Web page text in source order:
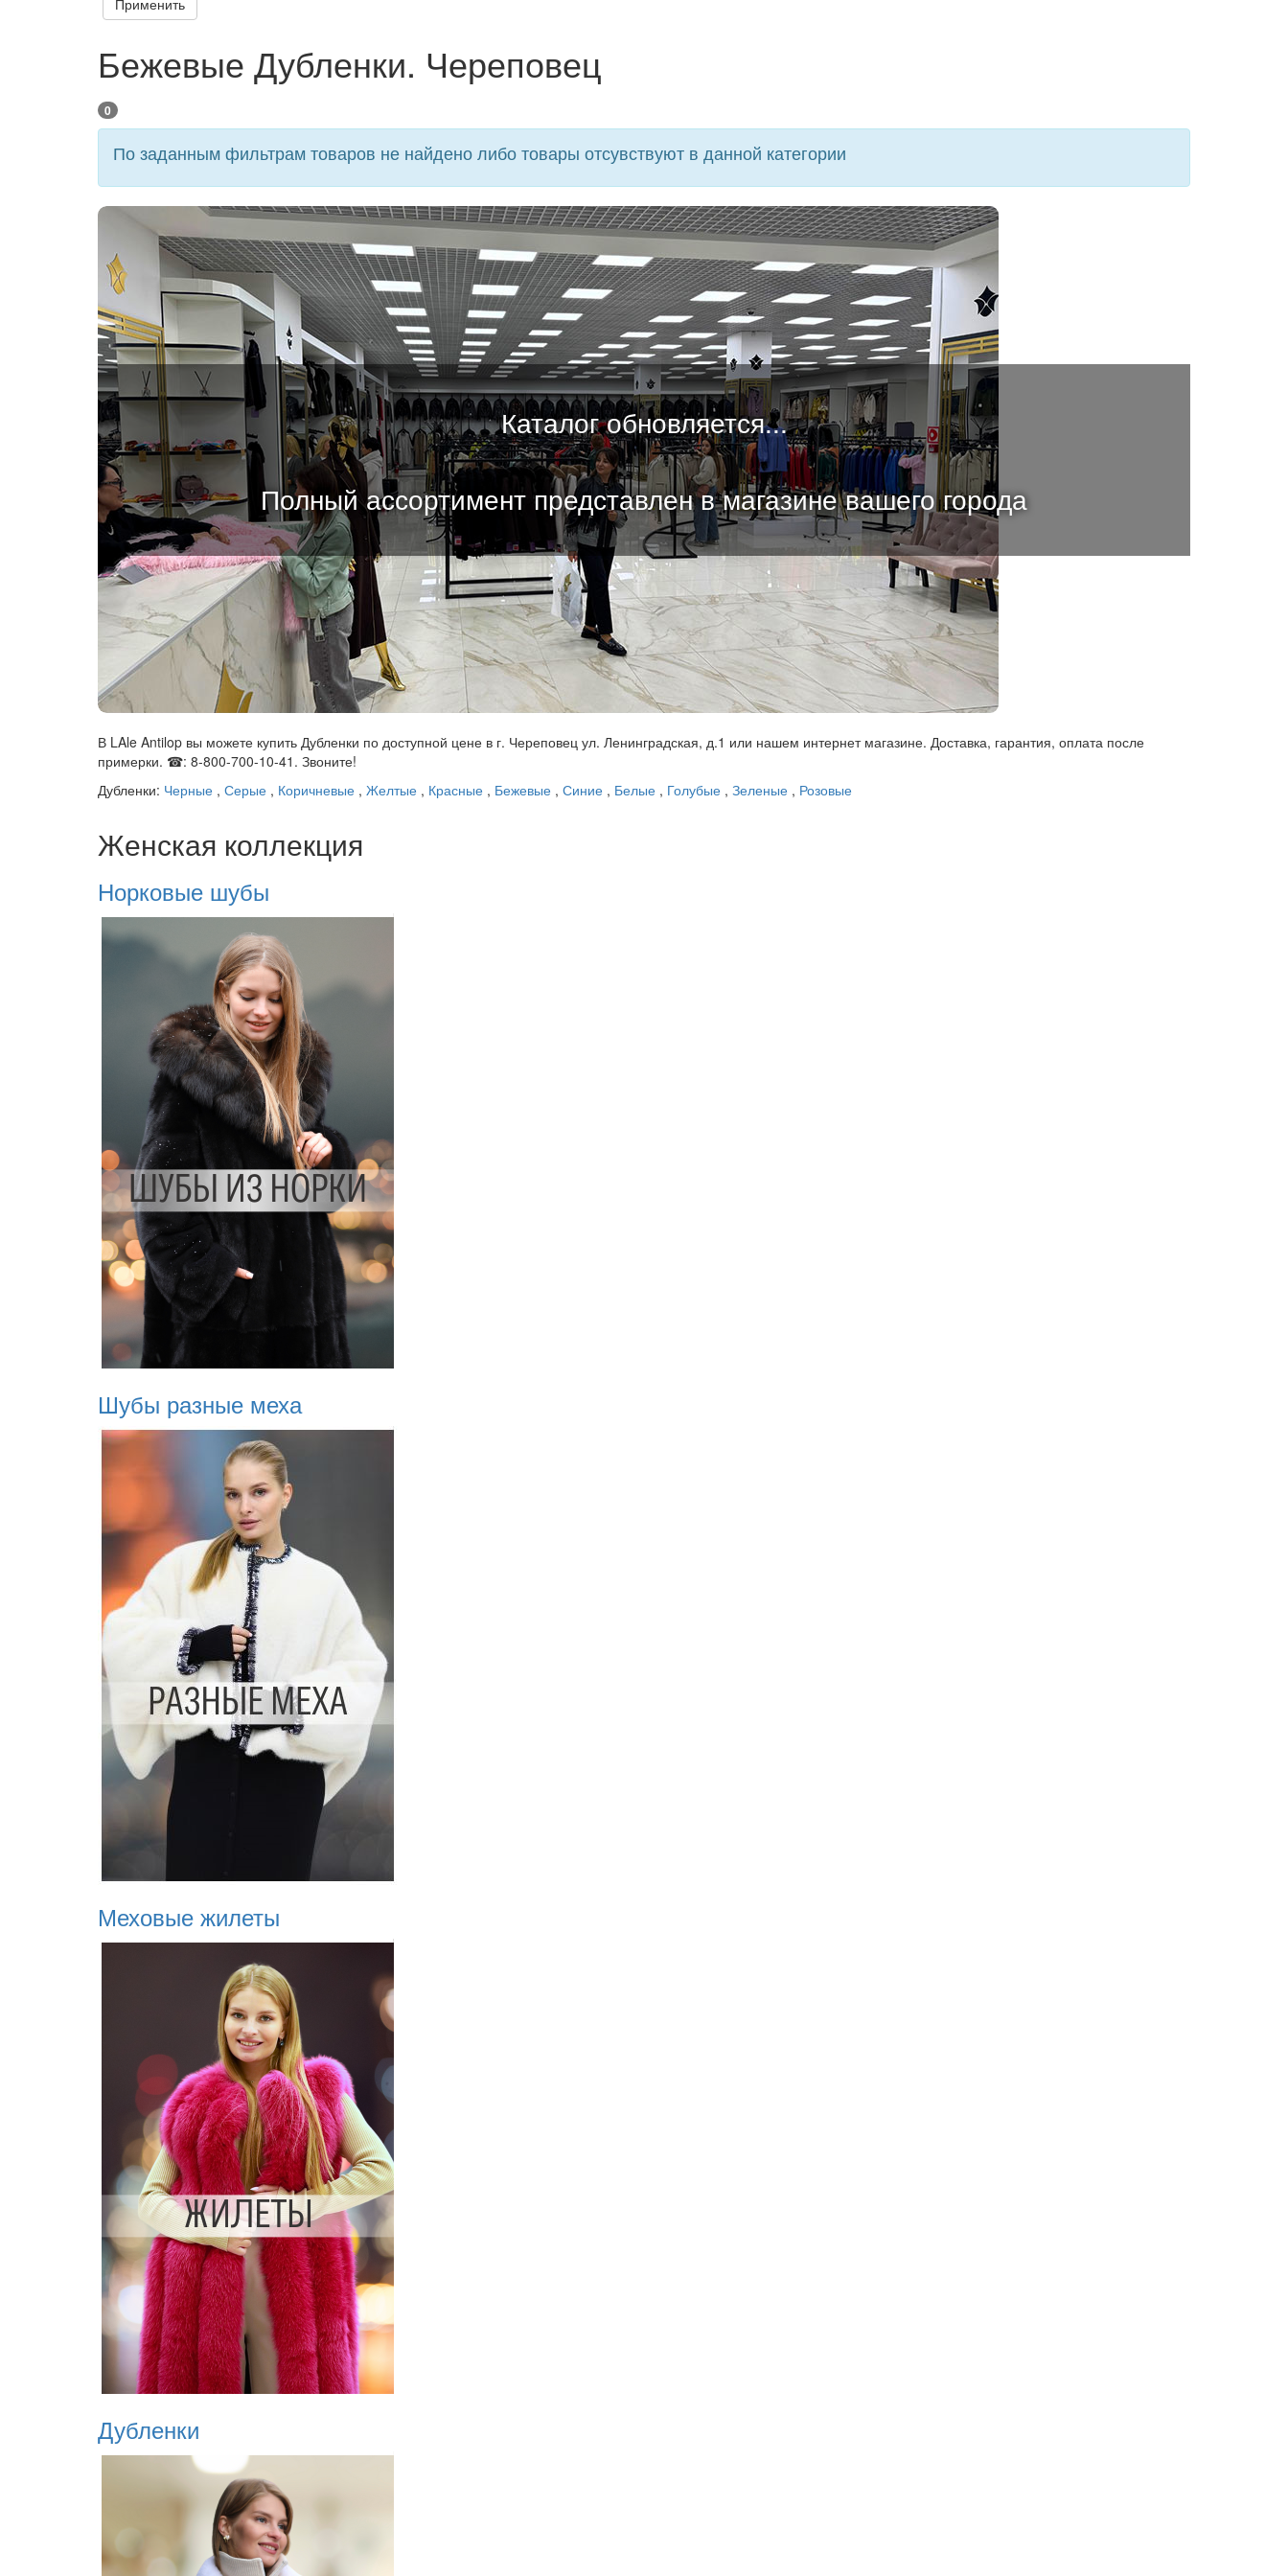
Применить
Бежевые Дубленки. Череповец
0
По заданным фильтрам товаров не найдено либо товары отсувствуют в данной категории
Каталог обновляется...
Полный ассортимент представлен в магазине вашего города
В LAle Antilop вы можете купить Дубленки по доступной цене в г. Череповец ул. Ленинградская, д.1 или нашем интернет магазине. Доставка, гарантия, оплата после
примерки. ☎: 8-800-700-10-41. Звоните!
Дубленки: Черные , Серые , Коричневые , Желтые , Красные , Бежевые , Синие , Белые , Голубые , Зеленые , Розовые
Женская коллекция
Норковые шубы
Шубы разные меха
Меховые жилеты
Дубленки